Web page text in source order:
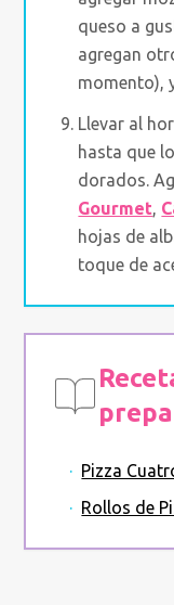
queso a
agregan
momento),
Llevar al
hasta que
dorados.
Gourmet,
hojas de
toque de
· Pizza
· Rollos de